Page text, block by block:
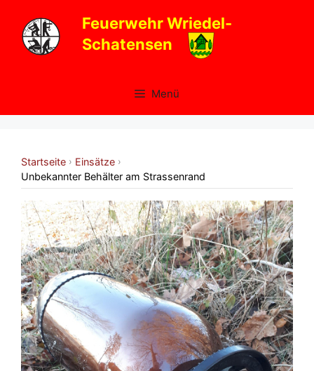
Inhalt
springen
Feuerwehr Wriedel-
Schatensen
Menü
Startseite › Einsätze ›
Unbekannter Behälter am Strassenrand